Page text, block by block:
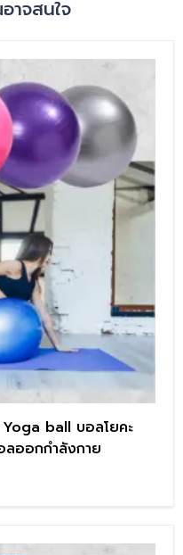
าจสนใจ
Yoga ball บอลโยคะ
ออกกำลังกาย